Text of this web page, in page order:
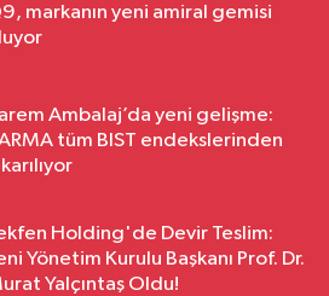
markanın yeni amiral gemisi
Ambalaj’da yeni gelişme:
tüm BIST endekslerinden
Holding'de Devir Teslim:
Yönetim Kurulu Başkanı Prof. Dr.
Yalçıntaş Oldu!